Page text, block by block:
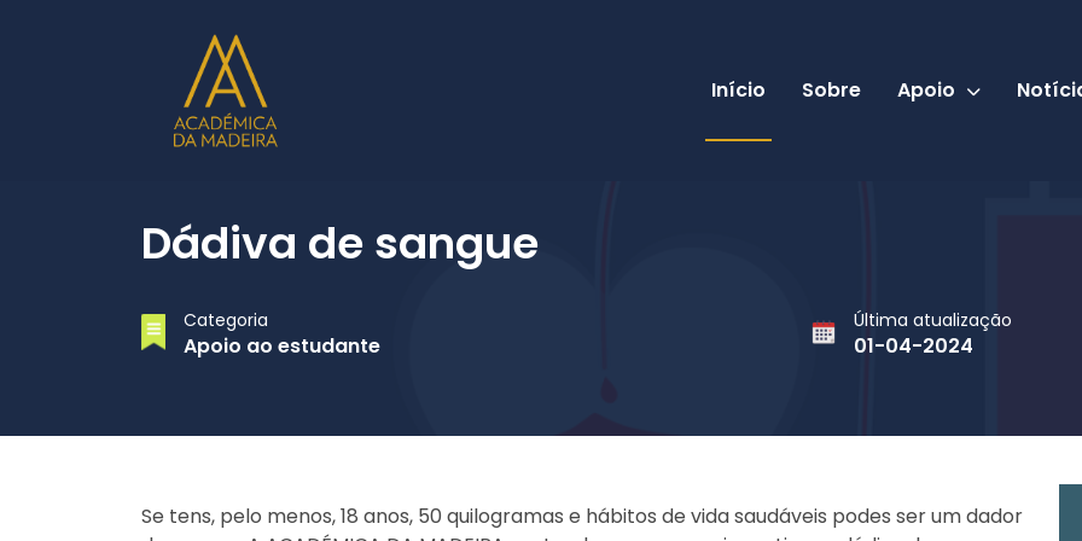
Início Sobre Apoio
Dádiva de sangue
Categoria
Apoio ao estudante
Última atualização
01-04-2024
Se tens, pelo menos, 18 anos, 50 quilogramas e hábitos de vida saudáveis podes ser um dador